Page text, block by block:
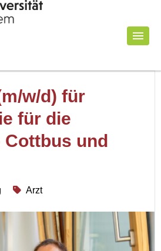
w/d) für
für die
Cottbus und
Arzt